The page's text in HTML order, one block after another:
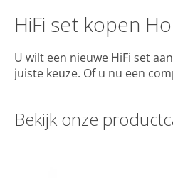
HiFi set kopen
U wilt een nieuwe HiFi set
juiste keuze. Of u nu een
Bekijk onze